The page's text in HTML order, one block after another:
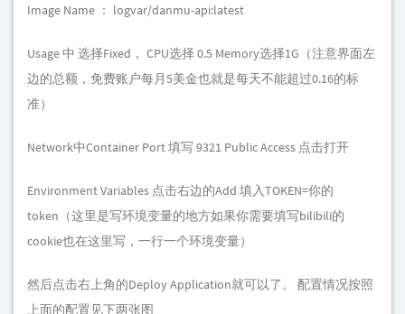
Image Name ： logvar/danmu-api:latest
Usage 中 选择Fixed， CPU选择 0.5 Memory选择1G（注意界面左
边的总额，免费账户每月5美金也就是每天不能超过0.16的标
准）
Network中Container Port 填写 9321 Public Access 点击打开
Environment Variables 点击右边的Add 填入TOKEN=你的
token（这里是写环境变量的地方如果你需要填写bilibili的
cookie也在这里写，一行一个环境变量）
然后点击右上角的Deploy Application就可以了。 配置情况按照
上面的配置见下两张图